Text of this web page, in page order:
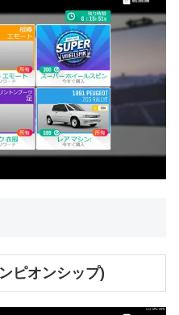
ピオンシップ)